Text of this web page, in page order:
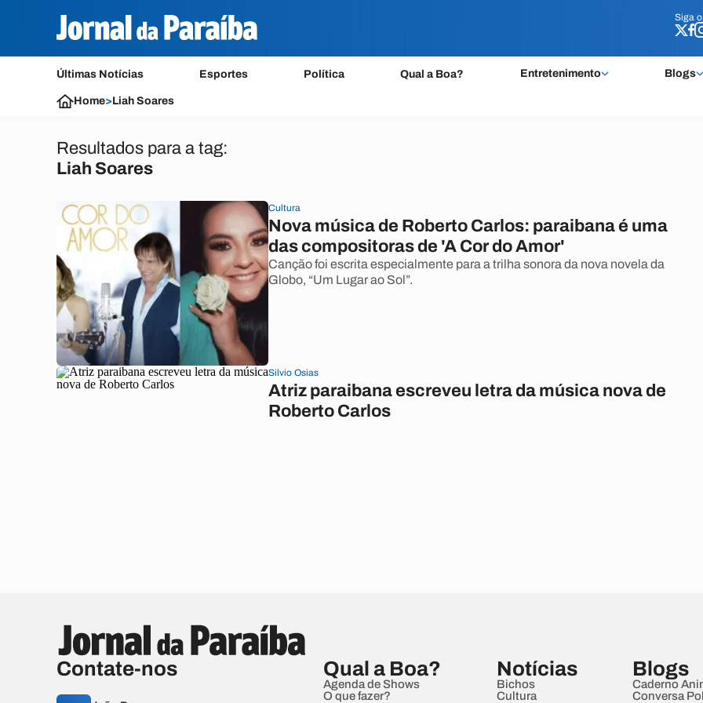
Siga o
Últimas Notícias Esportes Política Qual a Boa? Entretenimento Blogs
Siga o
Home>Liah Soares
Resultados para a tag:
Liah Soares
Cultura
Nova música de Roberto Carlos: paraibana é uma
das compositoras de 'A Cor do Amor'
Canção foi escrita especialmente para a trilha sonora da nova novela da
Globo, “Um Lugar ao Sol”.
Silvio Osias
Atriz paraibana escreveu letra da música nova de
Roberto Carlos
Contate-nos Qual a Boa?
Agenda de Shows
O que fazer?
Notícias
Bichos
Cultura
Blogs
Caderno
Conversa